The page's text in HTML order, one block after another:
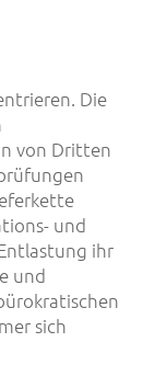
Die
von Dritten
und
ihr
und
sich